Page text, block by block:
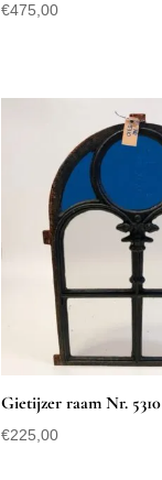
€475,00
Gietijzer raam Nr. 5310
€225,00